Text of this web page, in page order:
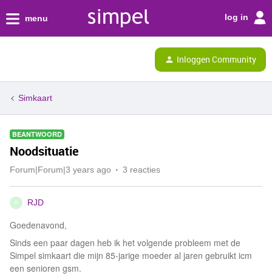
menu log in
Inloggen Community
Simkaart
BEANTWOORD
Noodsituatie
Forum|Forum|3 years ago 3 reacties
R RJD
Goedenavond,
Sinds een paar dagen heb ik het volgende probleem met de
Simpel simkaart die mijn 85-jarige moeder al jaren gebruikt icm
een senioren gsm.